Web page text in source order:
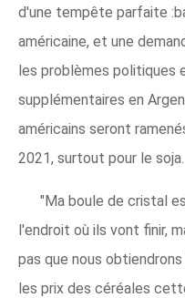
d'une tempête parfaite
américaine, et une
les problèmes politiques
supplémentaires en
américains seront
2021, surtout pour le soja.
"Ma boule de cristal
l'endroit où ils vont finir,
pas que nous
les prix des céréales